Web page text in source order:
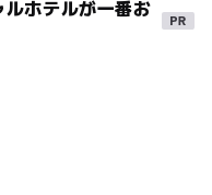
ホテルが一番お